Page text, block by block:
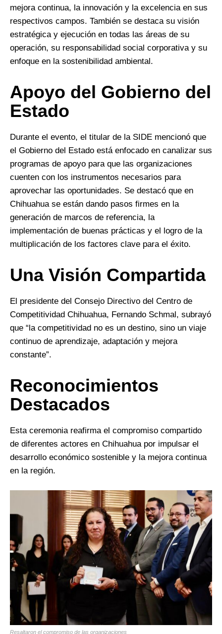
mejora continua, la innovación y la excelencia en sus
respectivos campos. También se destaca su visión
estratégica y ejecución en todas las áreas de su
operación, su responsabilidad social corporativa y su
enfoque en la sostenibilidad ambiental.
Apoyo del Gobierno del
Estado
Durante el evento, el titular de la SIDE mencionó que
el Gobierno del Estado está enfocado en canalizar sus
programas de apoyo para que las organizaciones
cuenten con los instrumentos necesarios para
aprovechar las oportunidades. Se destacó que en
Chihuahua se están dando pasos firmes en la
generación de marcos de referencia, la
implementación de buenas prácticas y el logro de la
multiplicación de los factores clave para el éxito.
Una Visión Compartida
El presidente del Consejo Directivo del Centro de
Competitividad Chihuahua, Fernando Schmal, subrayó
que “la competitividad no es un destino, sino un viaje
continuo de aprendizaje, adaptación y mejora
constante”.
Reconocimientos
Destacados
Esta ceremonia reafirma el compromiso compartido
de diferentes actores en Chihuahua por impulsar el
desarrollo económico sostenible y la mejora continua
en la región.
Resaltaron el compromiso de las organizaciones